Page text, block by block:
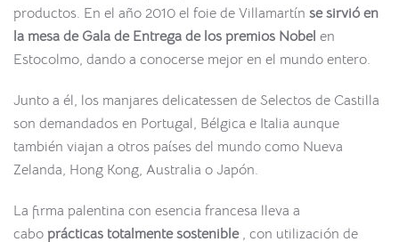
productos. En el año 2010 el foie de Villamartín se sirvió en
la mesa de Gala de Entrega de los premios Nobel en
Estocolmo, dando a conocerse mejor en el mundo entero.
Junto a él, los manjares delicatessen de Selectos de Castilla
son demandados en Portugal, Bélgica e Italia aunque
también viajan a otros países del mundo como Nueva
Zelanda, Hong Kong, Australia o Japón.
La firma palentina con esencia francesa lleva a
cabo prácticas totalmente sostenible, con utilización de